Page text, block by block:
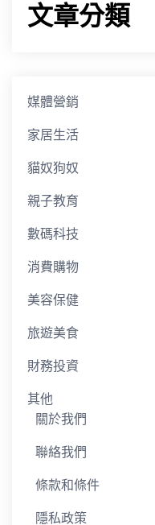
文章分類
媒體營銷
家居生活
貓奴狗奴
親子教育
數碼科技
消費購物
美容保健
旅遊美食
財務投資
其他
關於我們
聯絡我們
條款和條件
隱私政策